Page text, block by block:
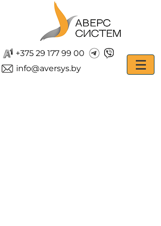
+375 29 177 99 00
info@aversys.by